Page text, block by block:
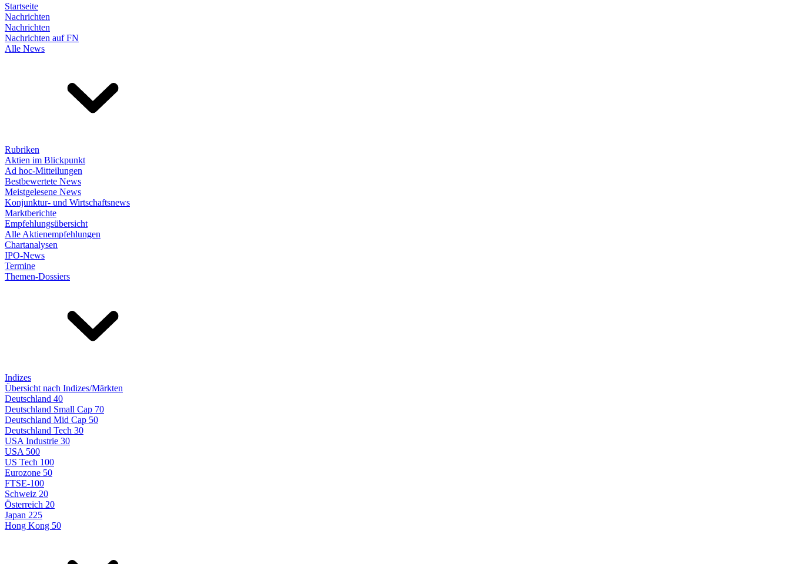
Startseite
Nachrichten
Nachrichten
Nachrichten auf FN
Alle News
Rubriken
Aktien im Blickpunkt
Ad hoc-Mitteilungen
Bestbewertete News
Meistgelesene News
Konjunktur- und Wirtschaftsnews
Marktberichte
Empfehlungsübersicht
Alle Aktienempfehlungen
Chartanalysen
IPO-News
Termine
Themen-Dossiers
Indizes
Übersicht nach Indizes/Märkten
Deutschland 40
Deutschland Small Cap 70
Deutschland Mid Cap 50
Deutschland Tech 30
USA Industrie 30
USA 500
US Tech 100
Eurozone 50
FTSE-100
Schweiz 20
Österreich 20
Japan 225
Hong Kong 50